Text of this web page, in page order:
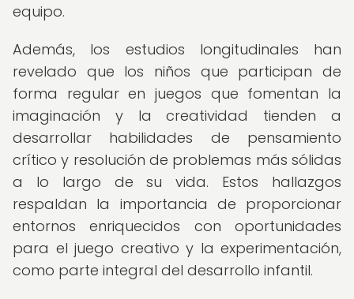
equipo.
Además, los estudios longitudinales han
revelado que los niños que participan de
forma regular en juegos que fomentan la
imaginación y la creatividad tienden a
desarrollar habilidades de pensamiento
crítico y resolución de problemas más sólidas
a lo largo de su vida. Estos hallazgos
respaldan la importancia de proporcionar
entornos enriquecidos con oportunidades
para el juego creativo y la experimentación,
como parte integral del desarrollo infantil.